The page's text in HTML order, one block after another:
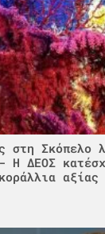
στη Σκόπελο
H ΔΕΟΣ